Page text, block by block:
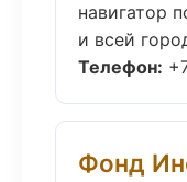
навигатор
и всей
Телефон:
Фонд